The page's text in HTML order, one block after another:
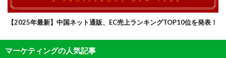
【2025年最新】中国ネット通販、EC売上ランキングTOP10位を発表！
マーケティングの人気記事